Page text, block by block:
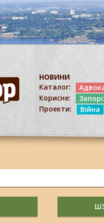
НОВИНИ
Каталог:
Корисне:
Проекти:
Війна